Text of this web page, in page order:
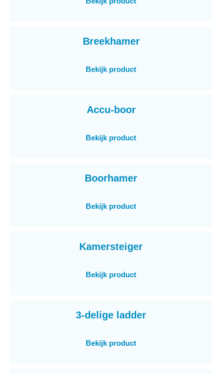
Breekhamer
Bekijk product
Accu-boor
Bekijk product
Boorhamer
Bekijk product
Kamersteiger
Bekijk product
3-delige ladder
Bekijk product